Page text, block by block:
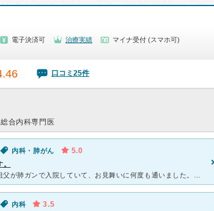
電子決済可 治療実績
マイナ受付 (スマホ可)
口コミ25件
総合内科専門医
内科・肺がん 5.0
内科 3.5